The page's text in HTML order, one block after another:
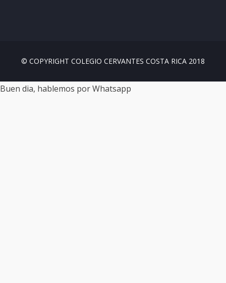
© COPYRIGHT COLEGIO CERVANTES COSTA RICA 2018
Buen dia, hablemos por Whatsapp